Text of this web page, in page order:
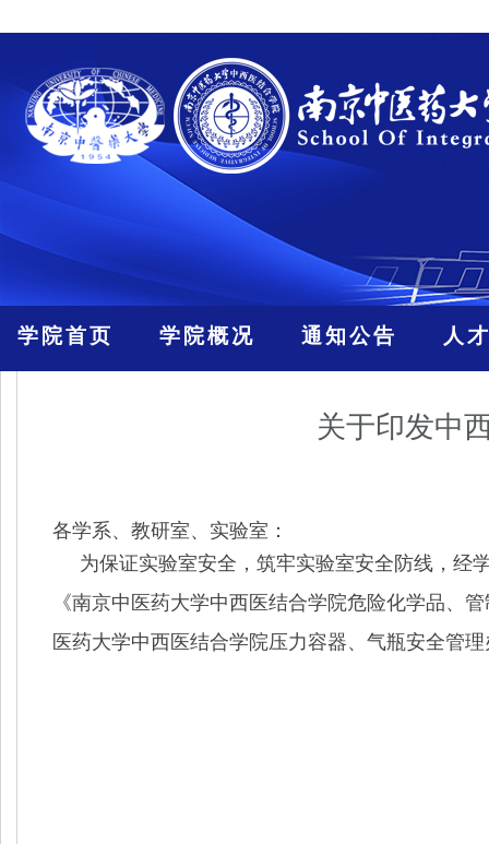
学院首页 学院概况 通知公告 人
关于印发中
各学系、教研室、实验室：
为保证实验室安全，筑牢实验室安全防线，经
《南京中医药大学中西医结合学院危险化学品、
医药大学中西医结合学院压力容器、气瓶安全管